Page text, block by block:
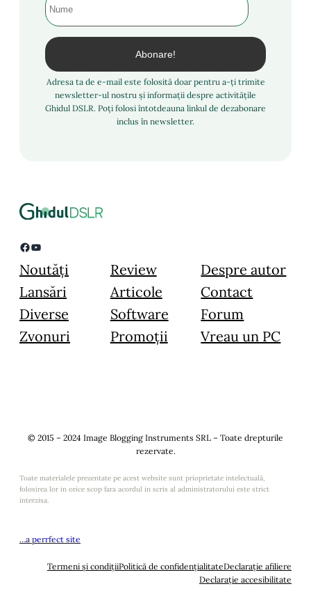
Adresa ta de e-mail este folosită doar pentru a-ți trimite
newsletter-ul nostru și informații despre activitățile
Ghidul DSLR. Poți folosi întotdeauna linkul de dezabonare
inclus în newsletter.
Facebook YouTube
Noutăți
Lansări
Diverse
Zvonuri
Review
Articole
Software
Promoții
Despre autor
Contact
Forum
Vreau un PC
© 2015 – 2024 Image Blogging Instruments SRL – Toate drepturile
rezervate.
Toate materialele prezentate pe acest website sunt prioprietate intelectuală,
folosirea lor in orice scop fara acordul in scris al administratorului este strict
interzisa.
…a perrfect site
Termeni și condițiiPolitică de confidențialitateDeclarație afiliere
Declarație accesibilitate